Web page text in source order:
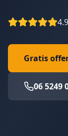
Gratis
06 5249